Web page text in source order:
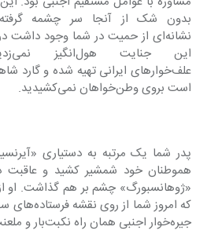
نشانه‌ای از حمیت در شما وجود
علف‌خوارهای ایرانی تهیه شده و گارد
است بروی وطن‌خواهان نمی‌کشیدید.
پدر شما یک مرتبه به دستیاری
هموطنان خود شمشیر کشید و عاقبت
«ژوهانسبورگ» چشم بر هم گذاشت. او
که امروز
جیره‌خوار اجنبی همان راه نکبت‌بار و ملعنت‌آمیز را از نو می‌پیمایید!؟